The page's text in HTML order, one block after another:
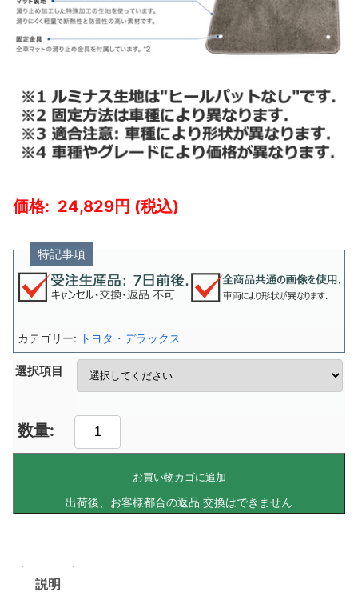
24,829
特記事項
選択項目
お買い物カゴに追加
カテゴリー: トヨタ・デラックス
説明